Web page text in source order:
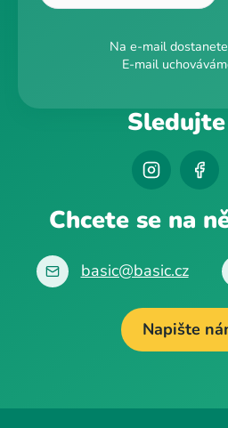
Na e-mail
E-mail
Chcete se na
basic@basic.cz
Napište